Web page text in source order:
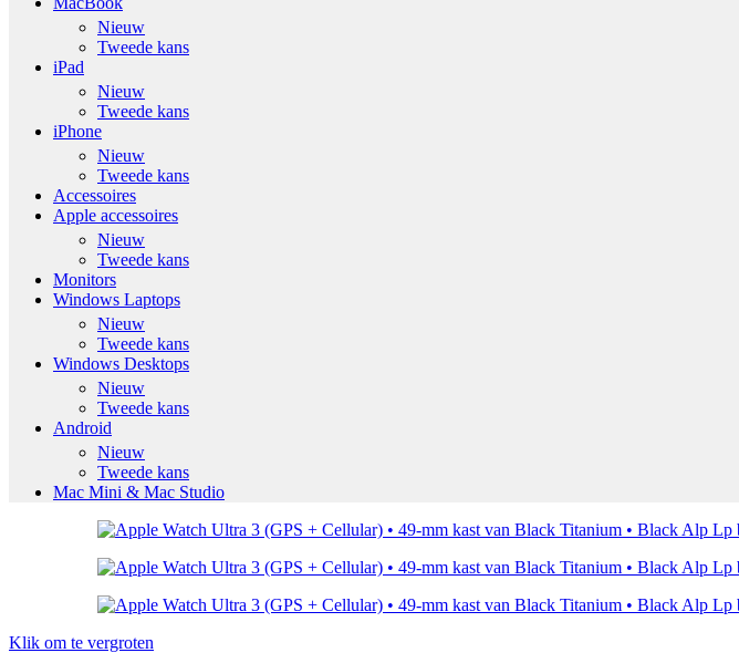
Nieuw
Tweede kans
iPad
Nieuw
Tweede kans
iPhone
Nieuw
Tweede kans
Accessoires
Apple accessoires
Nieuw
Tweede kans
Monitors
Windows Laptops
Nieuw
Tweede kans
Windows Desktops
Nieuw
Tweede kans
Android
Nieuw
Tweede kans
Mac Mini & Mac Studio
Klik om te vergroten